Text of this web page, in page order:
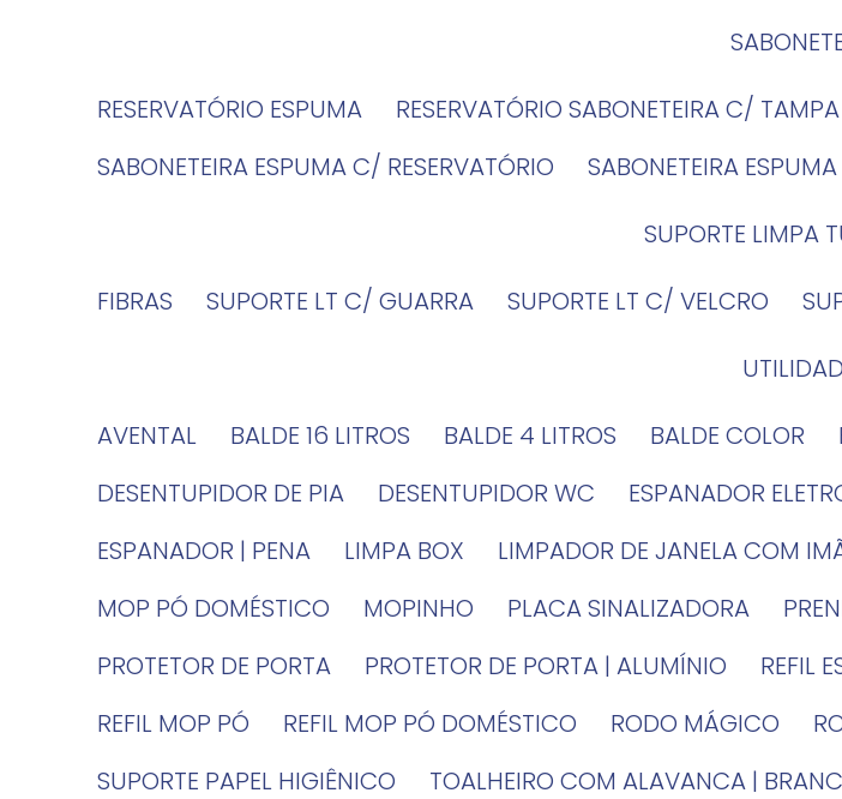
RESERVATÓRIO ESPUMA
RESERVATÓRIO SABONETEIRA C/ TAMPA
SABONETEIRA ESPUMA C/ RESERVATÓRIO
SABONETEIRA
SUPORTE LIMPA
FIBRAS
SUPORTE LT C/ GUARRA SUPORTE LT C/ VELCRO
AVENTAL
BALDE 16 LITROS BALDE 4 LITROS BALDE COLOR
DESENTUPIDOR DE PIA
DESENTUPIDOR WC ESPANADOR
ESPANADOR | PENA
LIMPA BOX LIMPADOR DE JANELA COM
MOP PÓ DOMÉSTICO
MOPINHO PLACA SINALIZADORA
PROTETOR DE PORTA
PROTETOR DE PORTA | ALUMÍNIO REFIL
REFIL MOP PÓ
REFIL MOP PÓ DOMÉSTICO RODO MÁGICO
SUPORTE PAPEL HIGIÊNICO
TOALHEIRO COM ALAVANCA |